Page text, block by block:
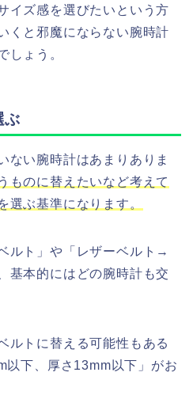
イズ感を選びたいという方
くと邪魔にならない腕時計
しょう。
ぶ
ない腕時計はあまりありま
ものに替えたいなど考えて
選ぶ基準になります。
ルト」や「レザーベルト→
基本的にはどの腕時計も交
ルトに替える可能性もある
以下、厚さ13mm以下」がお